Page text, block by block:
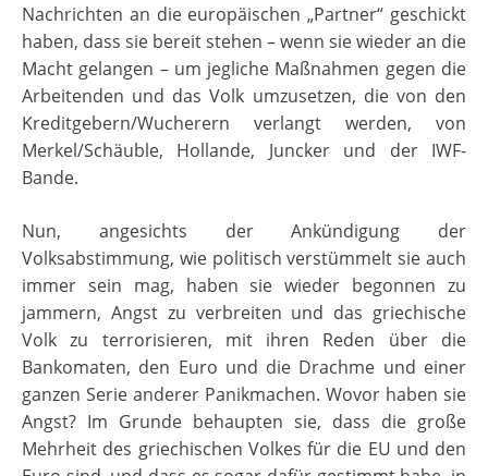
Nachrichten an die europäischen „Partner“ geschickt
haben, dass sie bereit stehen – wenn sie wieder an die
Macht gelangen – um jegliche Maßnahmen gegen die
Arbeitenden und das Volk umzusetzen, die von den
Kreditgebern/Wucherern verlangt werden, von
Merkel/Schäuble, Hollande, Juncker und der IWF-
Bande.
Nun, angesichts der Ankündigung der
Volksabstimmung, wie politisch verstümmelt sie auch
immer sein mag, haben sie wieder begonnen zu
jammern, Angst zu verbreiten und das griechische
Volk zu terrorisieren, mit ihren Reden über die
Bankomaten, den Euro und die Drachme und einer
ganzen Serie anderer Panikmachen. Wovor haben sie
Angst? Im Grunde behaupten sie, dass die große
Mehrheit des griechischen Volkes für die EU und den